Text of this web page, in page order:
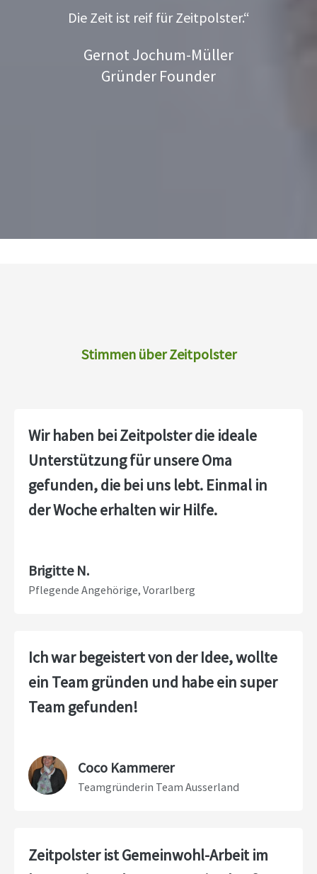
Die Zeit ist reif für Zeitpolster.“
Gernot Jochum-Müller
Gründer Founder
Stimmen über Zeitpolster
Wir haben bei Zeitpolster die ideale
Unterstützung für unsere Oma
gefunden, die bei uns lebt. Einmal in
der Woche erhalten wir Hilfe.
Brigitte N.
Pflegende Angehörige, Vorarlberg
Ich war begeistert von der Idee, wollte
ein Team gründen und habe ein super
Team gefunden!
Coco Kammerer
Teamgründerin Team Ausserland
Zeitpolster ist Gemeinwohl-Arbeit im